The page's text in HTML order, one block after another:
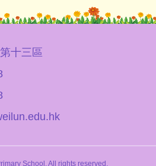
十三區
School. All rights reserved.